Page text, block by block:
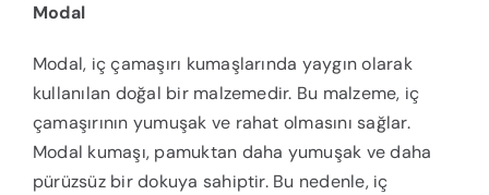
Modal
Modal, iç çamaşırı kumaşlarında yaygın olarak
kullanılan doğal bir malzemedir. Bu malzeme, iç
çamaşırının yumuşak ve rahat olmasını sağlar.
Modal kumaşı, pamuktan daha yumuşak ve daha
pürüzsüz bir dokuya sahiptir. Bu nedenle, iç